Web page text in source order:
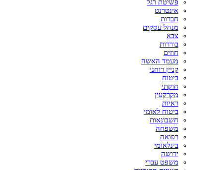
פשיטת רגל
אינטרנט
חברות
מנהל עסקים
צבא
בוררות
חוזים
מעמד האשה
קניין רוחני
ביטוח
חוקתי
מקרקעין
ראיות
ביטוח לאומי
חשבונאות
משפחה
רפואה
בינלאומי
ירושה
משפט עברי